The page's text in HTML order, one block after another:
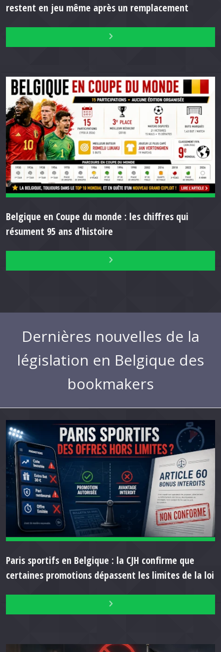
restent en jeu même après un remplacement
Belgique en Coupe du monde : les chiffres qui
résument 95 ans d'histoire
Dernières nouvelles de la
législation en Belgique des
bookmakers
Paris sportifs en Belgique : la CJH confirme que
certaines promotions dépassent les limites de la loi